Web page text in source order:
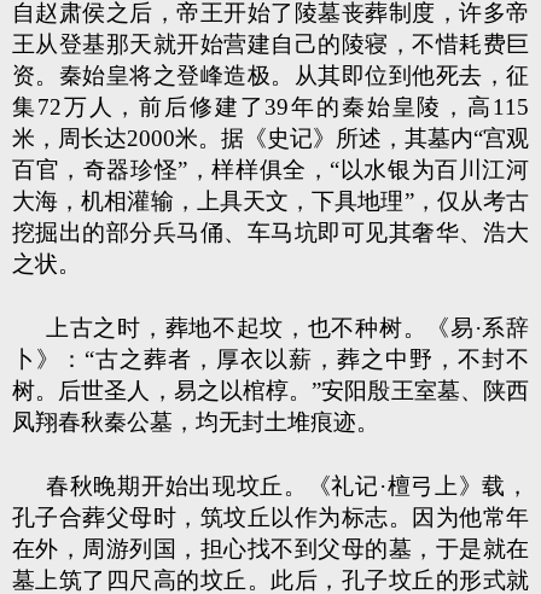
自赵肃侯之后，帝王开始了陵墓丧葬制度，许多帝
王从登基那天就开始营建自己的陵寝，不惜耗费巨
资。秦始皇将之登峰造极。从其即位到他死去，征
集72万人，前后修建了39年的秦始皇陵，高115
米，周长达2000米。据《史记》所述，其墓内“宫观
百官，奇器珍怪”，样样俱全，“以水银为百川江河
大海，机相灌输，上具天文，下具地理”，仅从考古
挖掘出的部分兵马俑、车马坑即可见其奢华、浩大
之状。
上古之时，葬地不起坟，也不种树。《易·系辞
卜》：“古之葬者，厚衣以薪，葬之中野，不封不
树。后世圣人，易之以棺椁。”安阳殷王室墓、陕西
凤翔春秋秦公墓，均无封土堆痕迹。
春秋晚期开始出现坟丘。《礼记·檀弓上》载，
孔子合葬父母时，筑坟丘以作为标志。因为他常年
在外，周游列国，担心找不到父母的墓，于是就在
墓上筑了四尺高的坟丘。此后，孔子坟丘的形式就